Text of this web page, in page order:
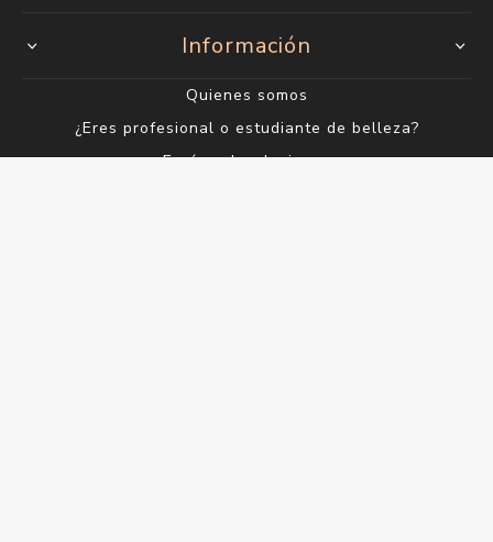
Información
Quienes somos
¿Eres profesional o estudiante de belleza?
Envío y devoluciones